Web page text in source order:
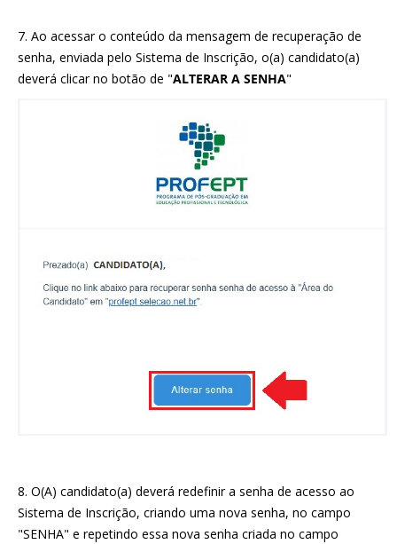
7. Ao acessar o conteúdo da mensagem de recuperação de
senha, enviada pelo Sistema de Inscrição, o(a) candidato(a)
deverá clicar no botão de "ALTERAR A SENHA"
8. O(A) candidato(a) deverá redefinir a senha de acesso ao
Sistema de Inscrição, criando uma nova senha, no campo
"SENHA" e repetindo essa nova senha criada no campo